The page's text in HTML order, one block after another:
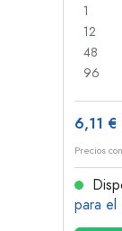
1
12
48
96
6,11 €
Precios
para el